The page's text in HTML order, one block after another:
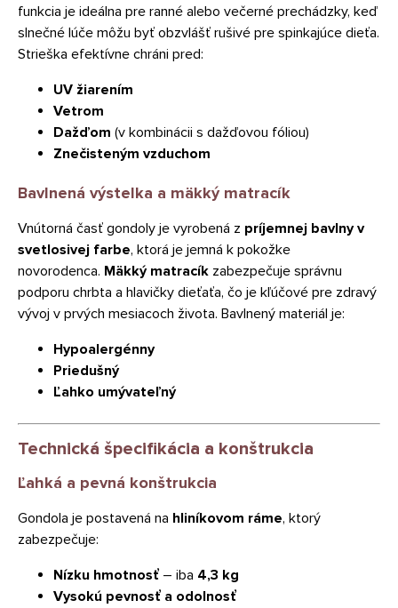
funkcia je ideálna pre ranné alebo večerné prechádzky, keď
slnečné lúče môžu byť obzvlášť rušivé pre spinkajúce dieťa.
Strieška efektívne chráni pred:
UV žiarením
Vetrom
Dažďom (v kombinácii s dažďovou fóliou)
Znečisteným vzduchom
Bavlnená výstelka a mäkký matracík
Vnútorná časť gondoly je vyrobená z príjemnej bavlny v
svetlosivej farbe, ktorá je jemná k pokožke
novorodenca. Mäkký matracík zabezpečuje správnu
podporu chrbta a hlavičky dieťaťa, čo je kľúčové pre zdravý
vývoj v prvých mesiacoch života. Bavlnený materiál je:
Hypoalergénny
Priedušný
Ľahko umývateľný
Technická špecifikácia a konštrukcia
Ľahká a pevná konštrukcia
Gondola je postavená na hliníkovom ráme, ktorý
zabezpečuje:
Nízku hmotnosť – iba 4,3 kg
Vysokú pevnosť a odolnosť